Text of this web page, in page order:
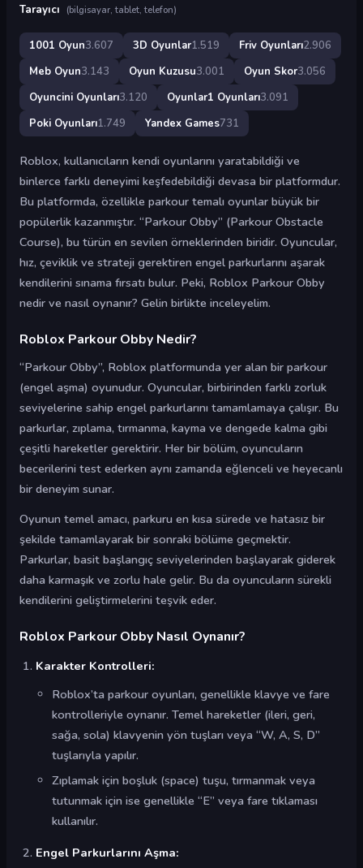
Tarayıcı
(bilgisayar, tablet, telefon)
1001 Oyun3.607 3D Oyunlar1.519 Friv Oyunları2.906
Meb Oyun3.143 Oyun Kuzusu3.001 Oyun Skor3.056
Oyuncini Oyunları3.120 Oyunlar1 Oyunları3.091
Poki Oyunları1.749 Yandex Games731
Roblox, kullanıcıların kendi oyunlarını yaratabildiği ve
binlerce farklı deneyimi keşfedebildiği devasa bir platformdur.
Bu platformda, özellikle parkour temalı oyunlar büyük bir
popülerlik kazanmıştır. “Parkour Obby” (Parkour Obstacle
Course), bu türün en sevilen örneklerinden biridir. Oyuncular,
hız, çeviklik ve strateji gerektiren engel parkurlarını aşarak
kendilerini sınama fırsatı bulur. Peki, Roblox Parkour Obby
nedir ve nasıl oynanır? Gelin birlikte inceleyelim.
Roblox Parkour Obby Nedir?
“Parkour Obby”, Roblox platformunda yer alan bir parkour
(engel aşma) oyunudur. Oyuncular, birbirinden farklı zorluk
seviyelerine sahip engel parkurlarını tamamlamaya çalışır. Bu
parkurlar, zıplama, tırmanma, kayma ve dengede kalma gibi
çeşitli hareketler gerektirir. Her bir bölüm, oyuncuların
becerilerini test ederken aynı zamanda eğlenceli ve heyecanlı
bir deneyim sunar.
Oyunun temel amacı, parkuru en kısa sürede ve hatasız bir
şekilde tamamlayarak bir sonraki bölüme geçmektir.
Parkurlar, basit başlangıç seviyelerinden başlayarak giderek
daha karmaşık ve zorlu hale gelir. Bu da oyuncuların sürekli
kendilerini geliştirmelerini teşvik eder.
Roblox Parkour Obby Nasıl Oynanır?
Karakter Kontrolleri:
Roblox’ta parkour oyunları, genellikle klavye ve fare
kontrolleriyle oynanır. Temel hareketler (ileri, geri,
sağa, sola) klavyenin yön tuşları veya “W, A, S, D”
tuşlarıyla yapılır.
Zıplamak için boşluk (space) tuşu, tırmanmak veya
tutunmak için ise genellikle “E” veya fare tıklaması
kullanılır.
Engel Parkurlarını Aşma: